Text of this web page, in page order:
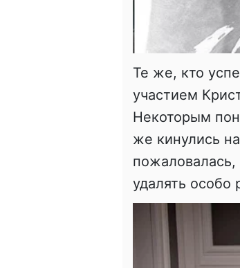
Те же, кто
участием
Некоторым
же кинулись
удалять особо